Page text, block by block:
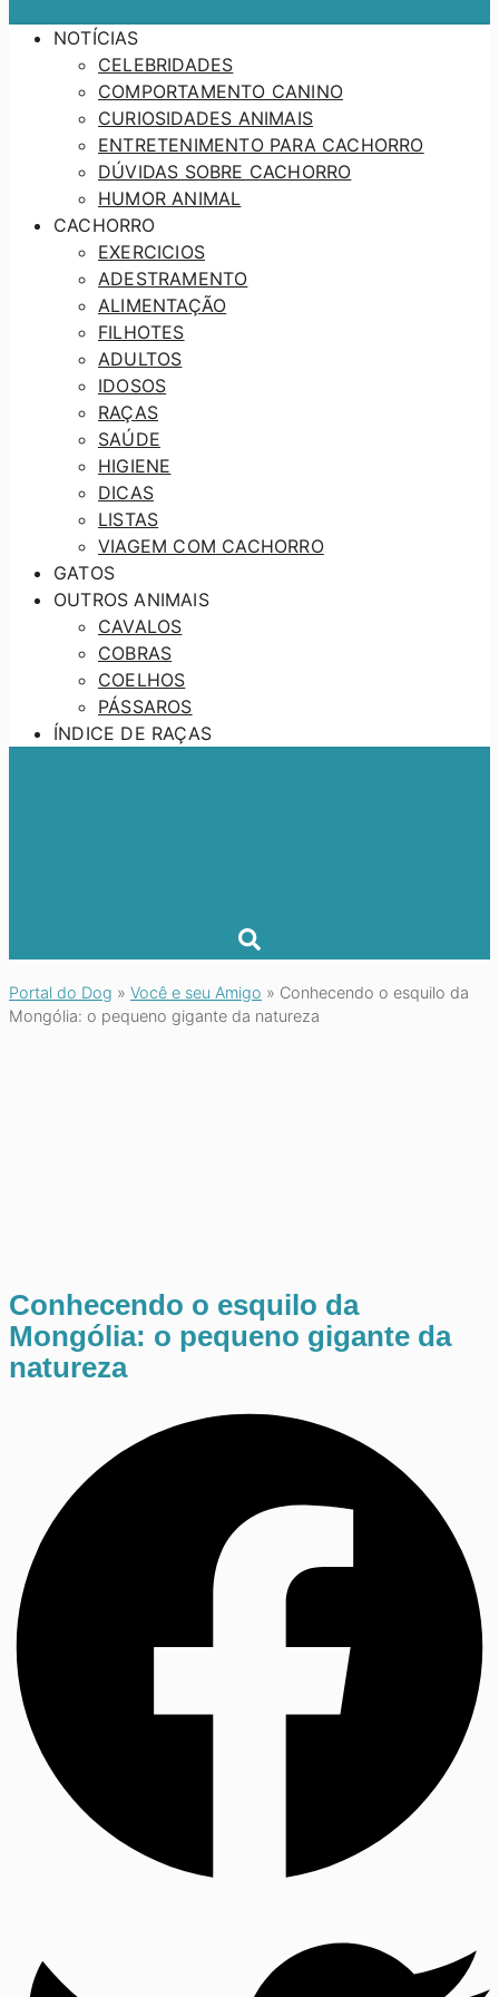
NOTÍCIAS
CELEBRIDADES
COMPORTAMENTO CANINO
CURIOSIDADES ANIMAIS
ENTRETENIMENTO PARA CACHORRO
DÚVIDAS SOBRE CACHORRO
HUMOR ANIMAL
CACHORRO
EXERCICIOS
ADESTRAMENTO
ALIMENTAÇÃO
FILHOTES
ADULTOS
IDOSOS
RAÇAS
SAÚDE
HIGIENE
DICAS
LISTAS
VIAGEM COM CACHORRO
GATOS
OUTROS ANIMAIS
CAVALOS
COBRAS
COELHOS
PÁSSAROS
ÍNDICE DE RAÇAS
Portal do Dog » Você e seu Amigo » Conhecendo o esquilo da
Mongólia: o pequeno gigante da natureza
Conhecendo o esquilo da
Mongólia: o pequeno gigante da
natureza